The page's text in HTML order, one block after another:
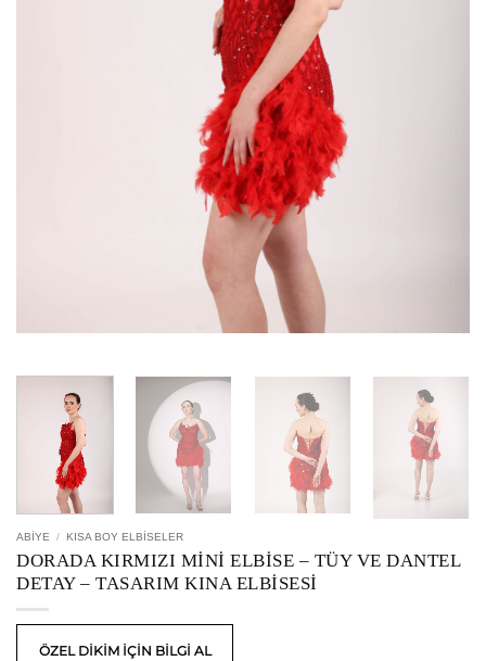
ABIYE / KISA BOY ELBISELER
DORADA KIRMIZI MINI ELBISE – TÜY VE DANTEL
DETAY – TASARIM KINA ELBISESI
ÖZEL DİKİM İÇİN BİLGİ AL